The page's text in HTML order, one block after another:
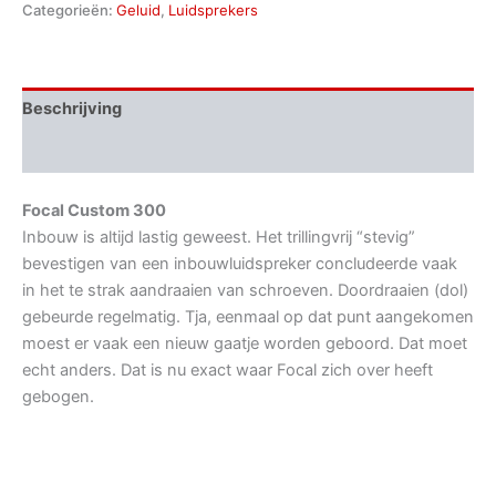
Categorieën: Geluid, Luidsprekers
Beschrijving
Focal Custom 300
Inbouw is altijd lastig geweest. Het trillingvrij “stevig”
bevestigen van een inbouwluidspreker concludeerde vaak
in het te strak aandraaien van schroeven. Doordraaien (dol)
gebeurde regelmatig. Tja, eenmaal op dat punt aangekomen
moest er vaak een nieuw gaatje worden geboord. Dat moet
echt anders. Dat is nu exact waar Focal zich over heeft
gebogen.